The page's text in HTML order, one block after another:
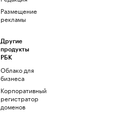
Размещение
рекламы
Другие
продукты
РБК
Облако для
бизнеса
Корпоративный
регистратор
доменов